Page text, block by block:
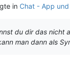
in Chat - App und
du dir das nicht
man dann als